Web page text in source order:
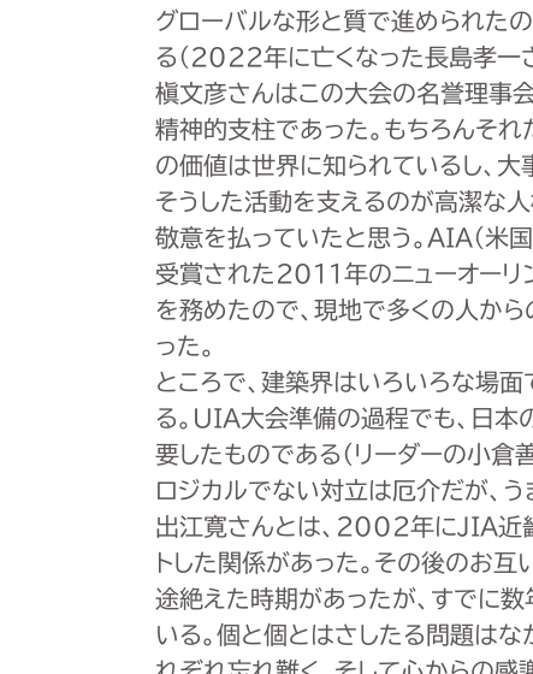
グローバルな形と質で進められた
る（2022年に亡くなった長島孝一
槇文彦さんはこの大会の名誉理事
精神的支柱であった。もちろんそれ
の価値は世界に知られているし、
そうした活動を支えるのが高潔な
敬意を払っていたと思う。AIA（米
受賞された2011年のニューオーリ
を務めたので、現地で多くの人か
った。
ところで、建築界はいろいろな場
る。UIA大会準備の過程でも、日
要したものである（リーダーの小倉
ロジカルでない対立は厄介だが、
出江寛さんとは、2002年にJIA近
トした関係があった。その後のお
途絶えた時期があったが、すでに
いる。個と個とはさしたる問題は